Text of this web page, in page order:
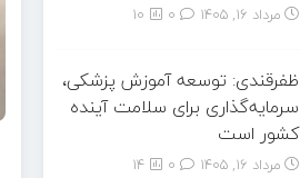
مرداد ۱۶, ۱۴۰۵ 10
ظفرقندی: توسعه آموزش پزشکی،
سرمایه‌گذاری برای سلامت آینده
کشور است
مرداد ۱۶, ۱۴۰۵ 14